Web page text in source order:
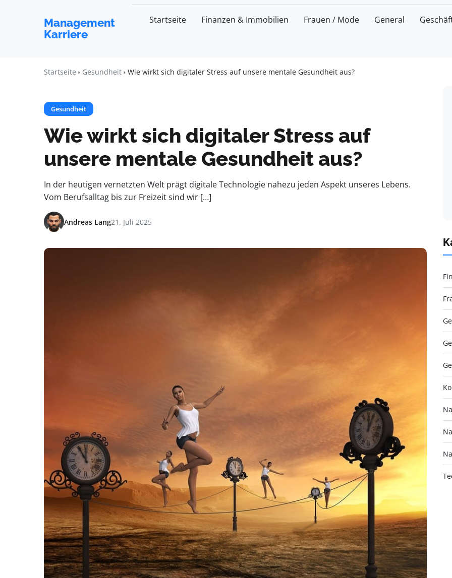
Management
Karriere
Startseite Finanzen & Immobilien Frauen / Mode General
Startseite Gesundheit Wie wirkt sich digitaler Stress auf unsere mentale Gesundheit aus?
Gesundheit
Wie wirkt sich digitaler Stress auf
unsere mentale Gesundheit aus?
In der heutigen vernetzten Welt prägt digitale Technologie nahezu jeden Aspekt unseres Lebens.
Vom Berufsalltag bis zur Freizeit sind wir […]
Andreas Lang21. Juli 2025